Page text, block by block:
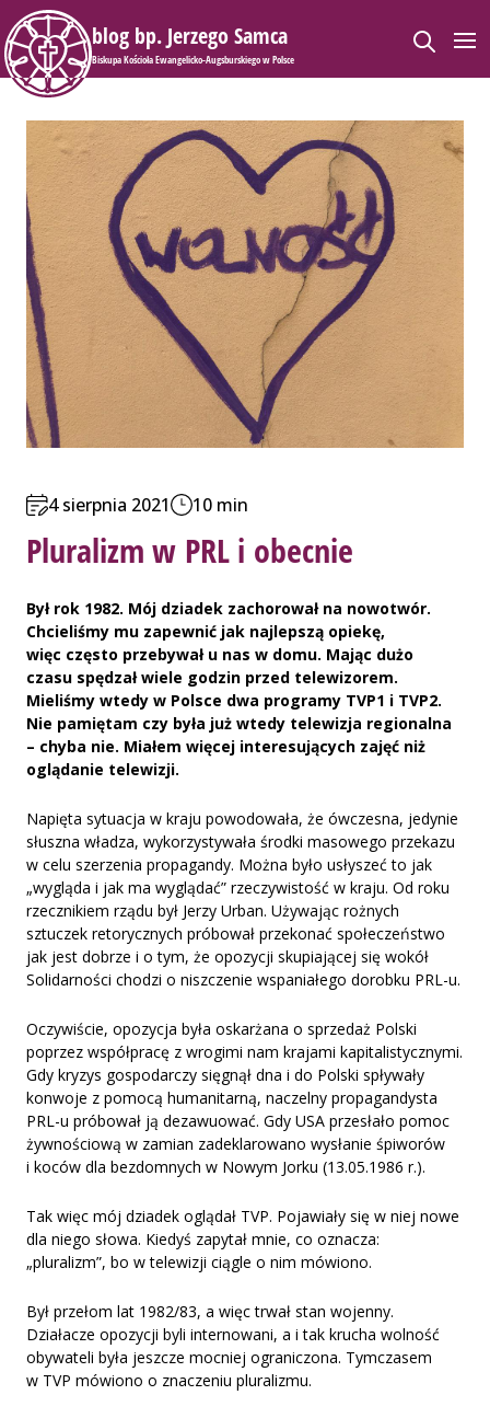
blog bp. Jerzego Samca
Biskupa Kościoła Ewangelicko-Augsburskiego w Polsce
4 sierpnia 2021 10 min
Pluralizm w PRL i obecnie
Był rok 1982. Mój dziadek zachorował na nowotwór.
Chcieliśmy mu zapewnić jak najlepszą opiekę,
więc często przebywał u nas w domu. Mając dużo
czasu spędzał wiele godzin przed telewizorem.
Mieliśmy wtedy w Polsce dwa programy TVP1 i TVP2.
Nie pamiętam czy była już wtedy telewizja regionalna
– chyba nie. Miałem więcej interesujących zajęć niż
oglądanie telewizji.
Napięta sytuacja w kraju powodowała, że ówczesna, jedynie
słuszna władza, wykorzystywała środki masowego przekazu
w celu szerzenia propagandy. Można było usłyszeć to jak
„wygląda i jak ma wyglądać” rzeczywistość w kraju. Od roku
rzecznikiem rządu był Jerzy Urban. Używając rożnych
sztuczek retorycznych próbował przekonać społeczeństwo
jak jest dobrze i o tym, że opozycji skupiającej się wokół
Solidarności chodzi o niszczenie wspaniałego dorobku PRL-u.
Oczywiście, opozycja była oskarżana o sprzedaż Polski
poprzez współpracę z wrogimi nam krajami kapitalistycznymi.
Gdy kryzys gospodarczy sięgnął dna i do Polski spływały
konwoje z pomocą humanitarną, naczelny propagandysta
PRL-u próbował ją dezawuować. Gdy USA przesłało pomoc
żywnościową w zamian zadeklarowano wysłanie śpiworów
i koców dla bezdomnych w Nowym Jorku (13.05.1986 r.).
Tak więc mój dziadek oglądał TVP. Pojawiały się w niej nowe
dla niego słowa. Kiedyś zapytał mnie, co oznacza:
„pluralizm”, bo w telewizji ciągle o nim mówiono.
Był przełom lat 1982/83, a więc trwał stan wojenny.
Działacze opozycji byli internowani, a i tak krucha wolność
obywateli była jeszcze mocniej ograniczona. Tymczasem
w TVP mówiono o znaczeniu pluralizmu.